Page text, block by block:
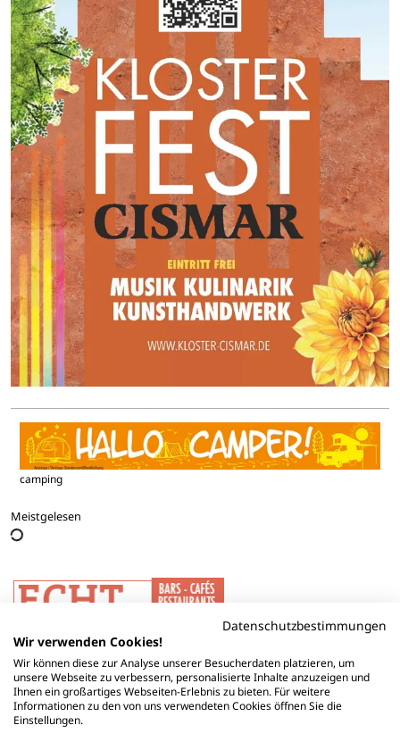
camping
Meistgelesen
Datenschutzbestimmungen
Wir verwenden Cookies!
Wir können diese zur Analyse unserer Besucherdaten platzieren, um
unsere Webseite zu verbessern, personalisierte Inhalte anzuzeigen und
Ihnen ein großartiges Webseiten-Erlebnis zu bieten. Für weitere
Informationen zu den von uns verwendeten Cookies öffnen Sie die
Einstellungen.